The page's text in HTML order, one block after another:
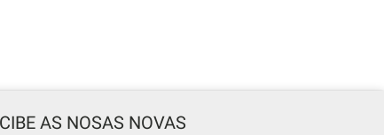
AS NOSAS NOVAS